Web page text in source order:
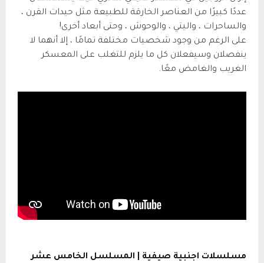
عددًا كبيرًا من العناصر الخارقة للطبيعة مثل حيدات القرن ،
والساحرات ، واليتي ، والوحوش ، وحتى أبعاد أخرى!
على الرغم من وجود شخصيات مختلفة تمامًا ، إلا أنهما لا
ينفصلان وسيفعلان كل ما يلزم للتغلب على المعسكر
الغريب والغامض معًا.
مسلسلات اجنبية صيفية | المسلسل الخامس عشر